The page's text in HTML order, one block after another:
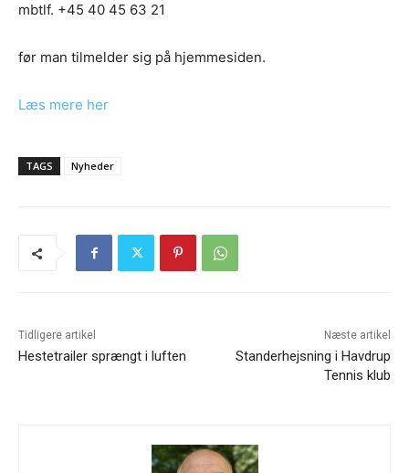
mbtlf. +45 40 45 63 21
før man tilmelder sig på hjemmesiden.
Læs mere her
TAGS Nyheder
Tidligere artikel
Hestetrailer sprængt i luften
Næste artikel
Standerhejsning i Havdrup
Tennis klub